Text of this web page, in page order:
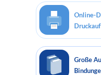
Online-
Große